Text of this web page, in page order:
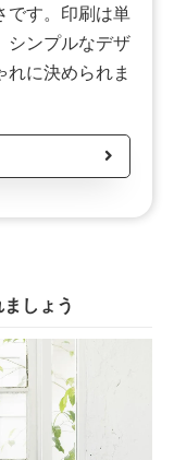
です。印刷は単
シンプルなデザ
に決められま
しょう